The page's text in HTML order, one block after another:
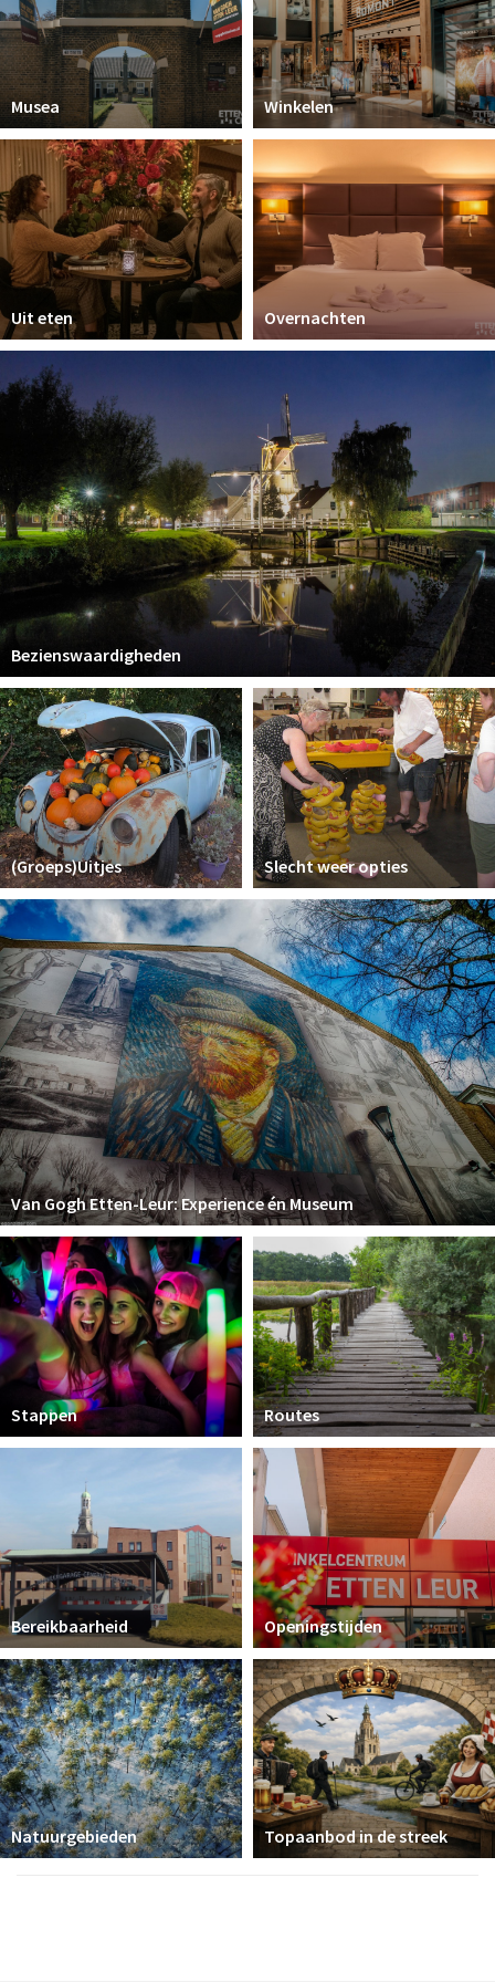
Musea Winkelen
Uit eten Overnachten
Bezienswaardigheden
(Groeps)Uitjes Slecht weer opties
Van Gogh Etten-Leur: Experience én Museum
Stappen Routes
Bereikbaarheid Openingstijden
Natuurgebieden Topaanbod in de streek